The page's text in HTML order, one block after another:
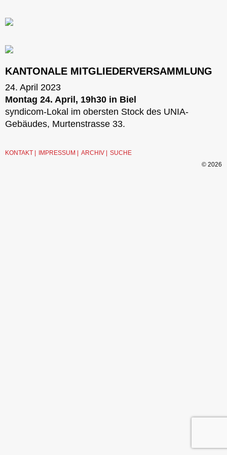
KANTONALE MITGLIEDERVERSAMMLUNG
24. April 2023
Montag 24. April, 19h30 in Biel
syndicom-Lokal im obersten Stock des UNIA-
Gebäudes, Murtenstrasse 33.
KONTAKT IMPRESSUM ARCHIV
SUCHE
© 2026